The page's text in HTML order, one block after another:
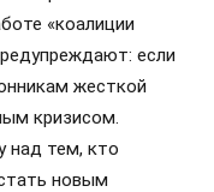
«коалиции
если
жесткой
кризисом.
над тем, кто
новым